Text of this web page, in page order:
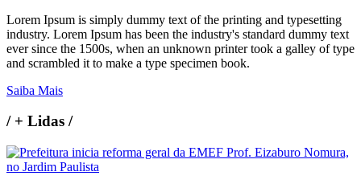
Lorem Ipsum is simply dummy text of the printing and typesetting
industry. Lorem Ipsum has been the industry's standard dummy text
ever since the 1500s, when an unknown printer took a galley of type
and scrambled it to make a type specimen book.
Saiba Mais
/+ Lidas /